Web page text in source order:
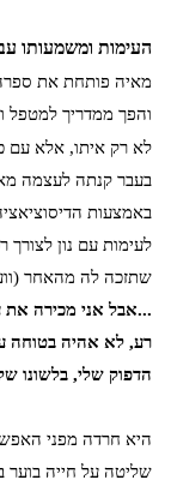
העימות ומשמעותו
מאיה פותחת את
והפך ממדריך למטפל
לא רק איתו, אלא עם
בעבר קנתה לעצמה
באמצעות
לעימות עם נון
שתזכה לה מהאחר
...אבל אני מכירה
רע, לא אהיה בטוחה
הדפוק שלי, בלשונו של
היא חרדה מפני
שליטה על חייה בוער